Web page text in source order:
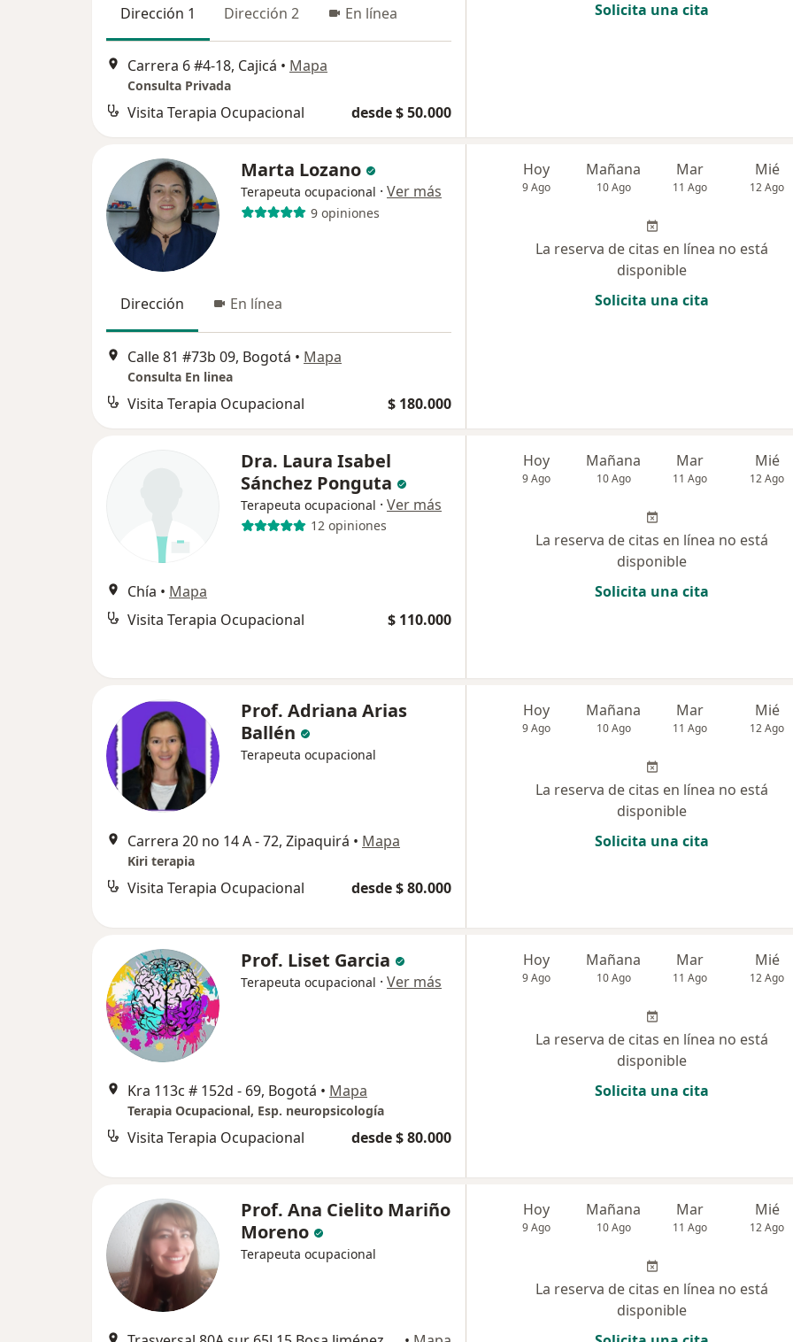
Dirección 1 Dirección 2 En línea
Carrera 6 #4-18, Cajicá • Mapa
Consulta Privada
Visita Terapia Ocupacional desde $ 50.000
Solicita una cita
Marta Lozano
Terapeuta ocupacional · Ver más
9 opiniones
Dirección En línea
Calle 81 #73b 09, Bogotá • Mapa
Consulta En linea
Visita Terapia Ocupacional $ 180.000
Hoy
9 Ago
Mañana
10 Ago
Mar
11 Ago
Mié
12 Ago
La reserva de citas en línea no está
disponible
Solicita una cita
Dra. Laura Isabel
Sánchez Ponguta
Terapeuta ocupacional · Ver más
12 opiniones
Chía • Mapa
Visita Terapia Ocupacional
$ 110.000
Hoy
9 Ago
Mañana
10 Ago
Mar
11 Ago
Mié
12 Ago
La reserva de citas en línea no está
disponible
Solicita una cita
Prof. Adriana Arias
Ballén
Terapeuta ocupacional
Carrera 20 no 14 A - 72, Zipaquirá • Mapa
Kiri terapia
Visita Terapia Ocupacional desde $ 80.000
Hoy
9 Ago
Mañana
10 Ago
Mar
11 Ago
Mié
12 Ago
La reserva de citas en línea no está
disponible
Solicita una cita
Prof. Liset Garcia
Terapeuta ocupacional · Ver más
Kra 113c # 152d - 69, Bogotá • Mapa
Terapia Ocupacional, Esp. neuropsicología
Visita Terapia Ocupacional desde $ 80.000
Hoy
9 Ago
Mañana
10 Ago
Mar
11 Ago
Mié
12 Ago
La reserva de citas en línea no está
disponible
Solicita una cita
Prof. Ana Cielito Mariño
Moreno
Terapeuta ocupacional
Hoy
9 Ago
Mañana
10 Ago
Mar
11 Ago
Mié
12 Ago
La reserva de citas en línea no está
disponible